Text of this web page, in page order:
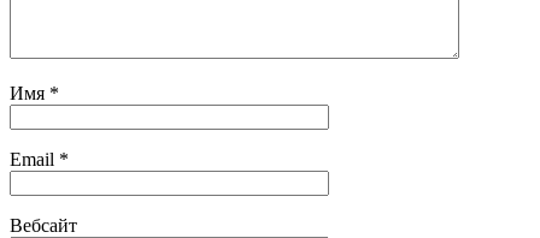
Имя *
Email *
Вебсайт